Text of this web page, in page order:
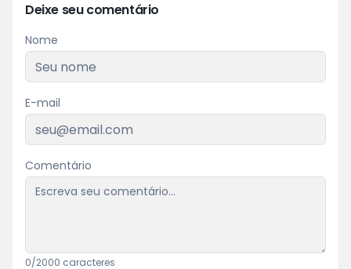
Deixe seu comentário
Nome
E-mail
Comentário
0/2000 caracteres